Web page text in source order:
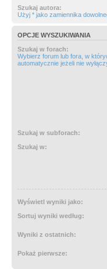
Szukaj autora:
Użyj * jako zamiennika
OPCJE WYSZUKIWANIA
Szukaj w forach:
Wybierz forum lub fora, w
automatycznie jeżeli nie
Szukaj w subforach:
Szukaj w:
Wyświetl wyniki jako:
Sortuj wyniki według:
Wyniki z ostatnich:
Pokaż pierwsze: